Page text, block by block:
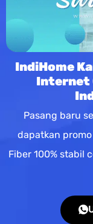
IndiHome
Internet
Pasang baru
dapatkan
Fiber 100% stabil